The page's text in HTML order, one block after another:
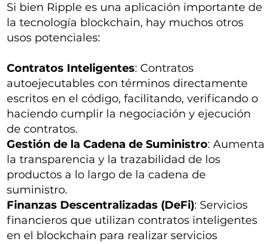
Si bien Ripple es una aplicación importante de
la tecnología blockchain, hay muchos otros
usos potenciales:
Contratos Inteligentes: Contratos
autoejecutables con términos directamente
escritos en el código, facilitando, verificando o
haciendo cumplir la negociación y ejecución
de contratos.
Gestión de la Cadena de Suministro: Aumenta
la transparencia y la trazabilidad de los
productos a lo largo de la cadena de
suministro.
Finanzas Descentralizadas (DeFi): Servicios
financieros que utilizan contratos inteligentes
en el blockchain para realizar servicios